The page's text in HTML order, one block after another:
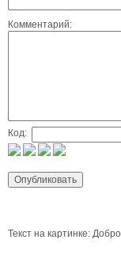
Комментарий:
Код:
Текст на картинке: